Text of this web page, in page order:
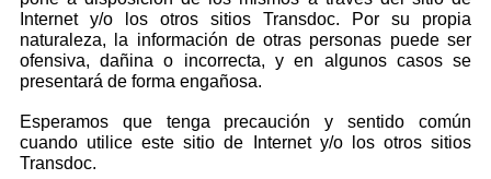
Internet y/o los otros sitios Transdoc. Por su propia
naturaleza, la información de otras personas puede ser
ofensiva, dañina o incorrecta, y en algunos casos se
presentará de forma engañosa.
Esperamos que tenga precaución y sentido común
cuando utilice este sitio de Internet y/o los otros sitios
Transdoc.